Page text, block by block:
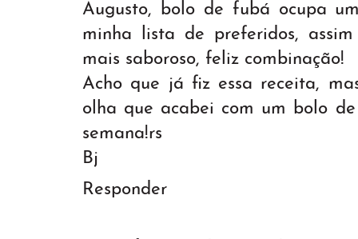
Augusto, bolo de fubá ocupa
minha lista de preferidos,
mais saboroso, feliz combinação!
Acho que já fiz essa receita,
olha que acabei com um bolo
semana!rs
Bj
Responder